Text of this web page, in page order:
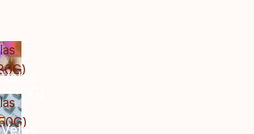
Velas
(180G)